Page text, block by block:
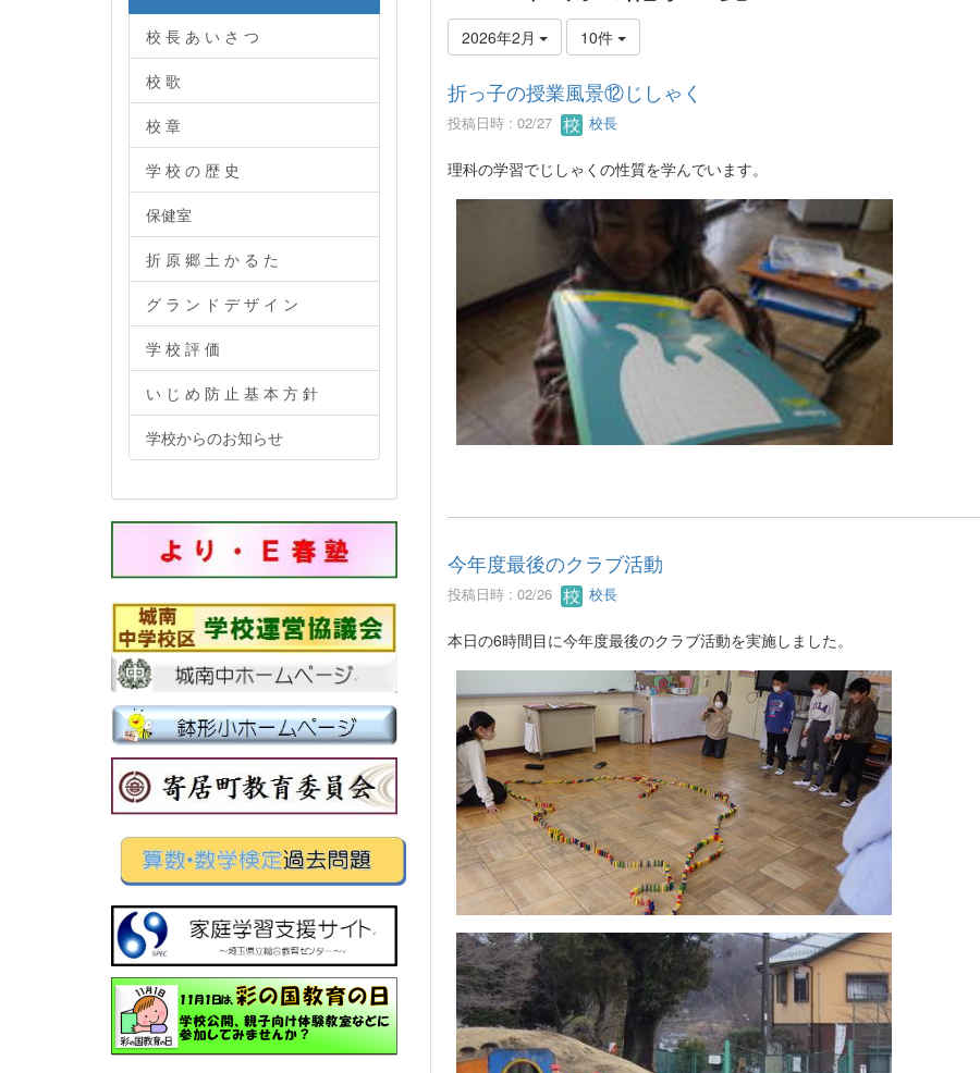
2026年2月 10件
折っ子の授業風景⑫じしゃく
投稿日時 : 02/27 校長
理科の学習でじしゃくの性質を学んでいます。
今年度最後のクラブ活動
投稿日時 : 02/26 校長
本日の6時間目に今年度最後のクラブ活動を実施しました。
校 長 あ い さ つ
校 歌
校 章
学 校 の 歴 史
保健室
折 原 郷 土 か る た
グ ラ ン ド デ ザ イ ン
学 校 評 価
い じ め 防 止 基 本 方 針
学校からのお知らせ